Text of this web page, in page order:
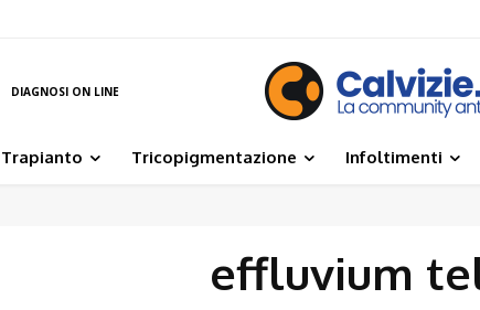
DIAGNOSI ON LINE
Trapianto Tricopigmentazione Infoltimenti
effluvium